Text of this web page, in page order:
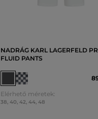
NADRÁG KARL LAGERFELD
FLUID PANTS
Elérhető méretek:
38, 40, 42, 44, 48